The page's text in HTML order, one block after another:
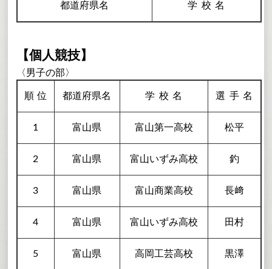
都道府県名 学校名
【個人競技】
〈男子の部〉
順位 都道府県名 学校名 選手名
1 富山県 富山第一高校 松平
2 富山県 富山いずみ高校 釣
3 富山県 富山商業高校 長﨑
4 富山県 富山いずみ高校 田村
5 富山県 高岡工芸高校 黒澤